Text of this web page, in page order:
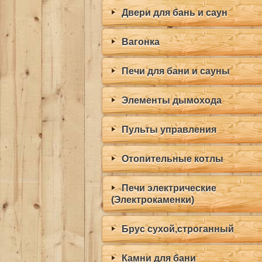
Двери для бань и саун
Вагонка
Печи для бани и сауны
Элементы дымохода
Пульты управления
Отопительные котлы
Печи электрические
(Электрокаменки)
Брус сухой,строганный
Камни для бани